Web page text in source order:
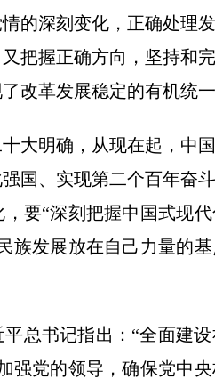
的深刻变化，正确处理
把握正确方向，坚持和
改革发展稳定的有机统一
大明确，从现在起，中
国、实现第二个百年奋
要“深刻把握中国式现
族发展放在自己力量的
总书记指出：“全面建
强党的领导，确保党中